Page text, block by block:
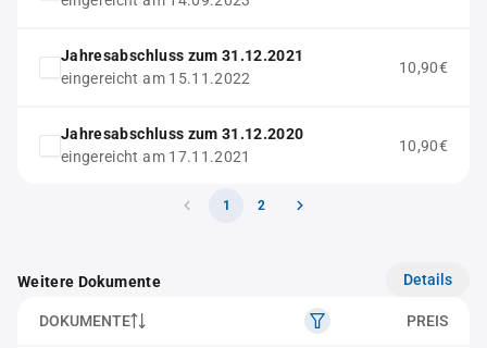
Jahresabschluss zum 31.12.2021
eingereicht am 15.11.2022
10,90€
Jahresabschluss zum 31.12.2020
eingereicht am 17.11.2021
10,90€
1 2
Weitere Dokumente Details
DOKUMENTE PREIS